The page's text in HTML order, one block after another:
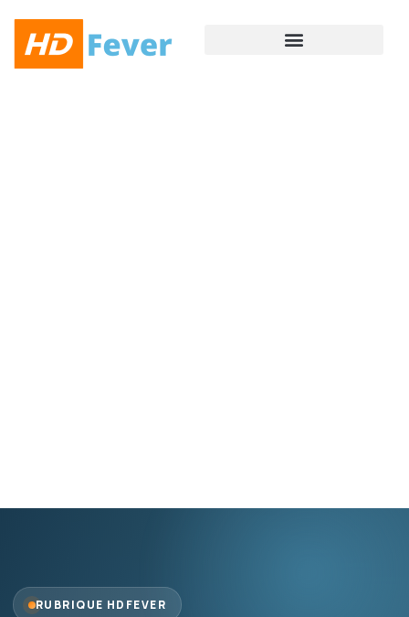
RUBRIQUE HDFEVER